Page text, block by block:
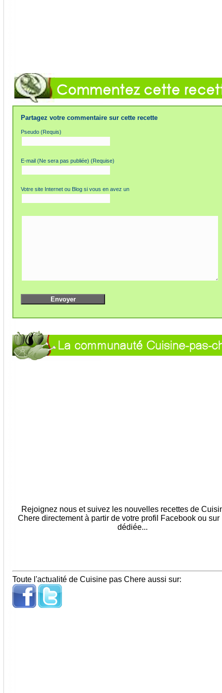
Partagez votre commentaire sur cette recette
Pseudo (Requis)
E-mail (Ne sera pas publiée) (Requise)
Votre site Internet ou Blog si vous en avez un
Rejoignez nous et suivez les nouvelles recettes de
Chere directement à partir de votre profil Facebook ou sur
dédiée...
Toute l'actualité de Cuisine pas Chere aussi sur: